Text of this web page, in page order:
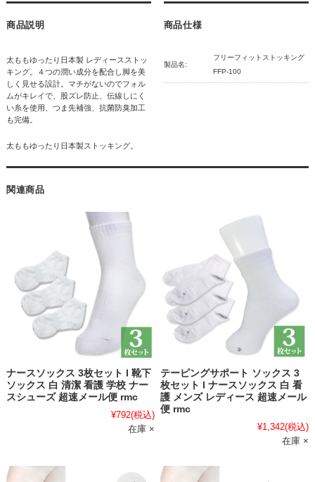
商品説明
太ももゆったり日本製 レディースストッ
キング。４つの潤い成分を配合し脚を美
しく見せる設計。マチがないのでフォル
ムがキレイで、股ズレ防止、伝線しにく
い糸を使用、つま先補強、抗菌防臭加工
も完備。
商品仕様
製品名:
フリーフィットストッキング
FFP-100
太ももゆったり日本製ストッキング。
関連商品
ナースソックス 3枚セット l 靴下
ソックス 白 清潔 看護 学校 ナー
スシューズ 超速メール便 rmc
¥792(税込)
在庫 ×
テーピングサポート ソックス 3
枚セット l ナースソックス 白 看
護 メンズ レディース 超速メール
便 rmc
¥1,342(税込)
在庫 ×